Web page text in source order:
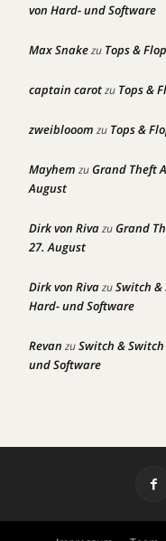
von Hard- und Software
Max Snakezu Tops &
captain carotzu Tops &
zweiblooom zu Tops &
Mayhem zuGrand Theft
August
Dirk von RivazuGrand
27. August
Dirk von RivazuSwitch &
Hard- und Software
Revan zuSwitch &
und Software